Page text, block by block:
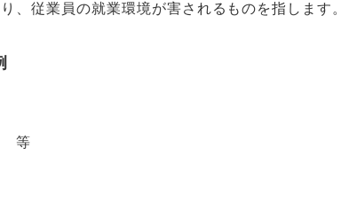
、従業員の就業環境が害されるものを指します。
等